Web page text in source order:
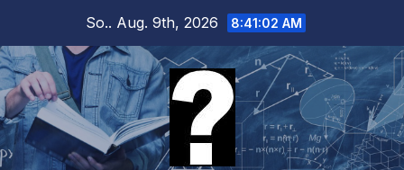
springen
So.. Aug. 9th, 2026 8:41:03 AM